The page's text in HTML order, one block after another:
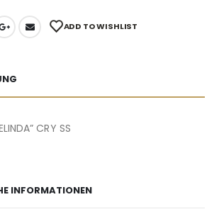
ADD TO WISHLIST
CRY SS
INFORMATIONEN